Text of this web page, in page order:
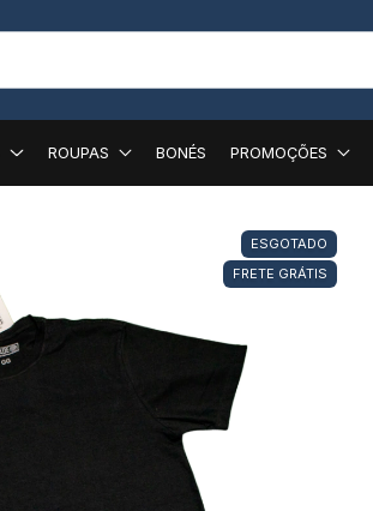
ROUPAS BONÉS PROMOÇÕES
ESGOTADO
FRETE GRÁTIS